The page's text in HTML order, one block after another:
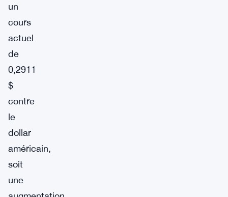
un
cours
actuel
de
0,2911
$
contre
le
dollar
américain,
soit
une